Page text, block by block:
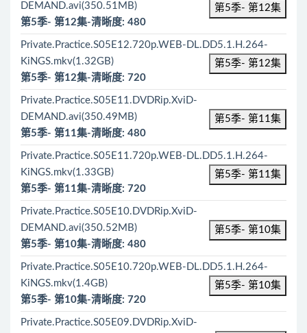
DEMAND.avi(350.51MB)
第5季- 第12集
第5季- 第12集-清晰度: 480
Private.Practice.S05E12.720p.WEB-DL.DD5.1.H.264-
KiNGS.mkv(1.32GB)
第5季- 第12集
第5季- 第12集-清晰度: 720
Private.Practice.S05E11.DVDRip.XviD-
DEMAND.avi(350.49MB)
第5季- 第11集
第5季- 第11集-清晰度: 480
Private.Practice.S05E11.720p.WEB-DL.DD5.1.H.264-
KiNGS.mkv(1.33GB)
第5季- 第11集
第5季- 第11集-清晰度: 720
Private.Practice.S05E10.DVDRip.XviD-
DEMAND.avi(350.52MB)
第5季- 第10集
第5季- 第10集-清晰度: 480
Private.Practice.S05E10.720p.WEB-DL.DD5.1.H.264-
KiNGS.mkv(1.4GB)
第5季- 第10集
第5季- 第10集-清晰度: 720
Private.Practice.S05E09.DVDRip.XviD-